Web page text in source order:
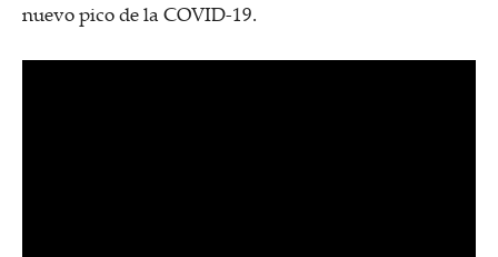
nuevo pico de la COVID-19.